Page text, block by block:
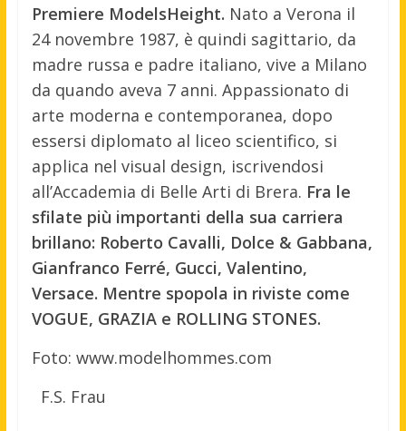
Premiere ModelsHeight. Nato a Verona il
24 novembre 1987, è quindi sagittario, da
madre russa e padre italiano, vive a Milano
da quando aveva 7 anni. Appassionato di
arte moderna e contemporanea, dopo
essersi diplomato al liceo scientifico, si
applica nel visual design, iscrivendosi
all’Accademia di Belle Arti di Brera. Fra le
sfilate più importanti della sua carriera
brillano: Roberto Cavalli, Dolce & Gabbana,
Gianfranco Ferré, Gucci, Valentino,
Versace. Mentre spopola in riviste come
VOGUE, GRAZIA e ROLLING STONES.
Foto: www.modelhommes.com
F.S. Frau